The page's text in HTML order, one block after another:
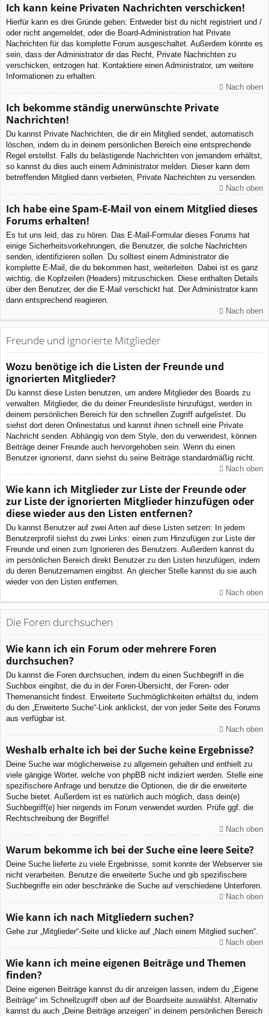
Ich kann keine Privaten Nachrichten verschicken!
Hierfür kann es drei Gründe geben: Entweder bist du nicht registriert und /
oder nicht angemeldet, oder die Board-Administration hat Private
Nachrichten für das komplette Forum ausgeschaltet. Außerdem könnte es
sein, dass der Administrator dir das Recht, Private Nachrichten zu
verschicken, entzogen hat. Kontaktiere einen Administrator, um weitere
Informationen zu erhalten.
Nach oben
Ich bekomme ständig unerwünschte Private
Nachrichten!
Du kannst Private Nachrichten, die dir ein Mitglied sendet, automatisch
löschen, indem du in deinem persönlichen Bereich eine entsprechende
Regel erstellst. Falls du belästigende Nachrichten von jemandem erhältst,
so kannst du dies auch einem Administrator melden. Dieser kann dem
betreffenden Mitglied dann verbieten, Private Nachrichten zu versenden.
Nach oben
Ich habe eine Spam-E-Mail von einem Mitglied dieses
Forums erhalten!
Es tut uns leid, das zu hören. Das E-Mail-Formular dieses Forums hat
einige Sicherheitsvorkehrungen, die Benutzer, die solche Nachrichten
senden, identifizieren sollen. Du solltest einem Administrator die
komplette E-Mail, die du bekommen hast, weiterleiten. Dabei ist es ganz
wichtig, die Kopfzeilen (Headers) mitzuschicken. Diese enthalten Details
über den Benutzer, der die E-Mail verschickt hat. Der Administrator kann
dann entsprechend reagieren.
Nach oben
Freunde und ignorierte Mitglieder
Wozu benötige ich die Listen der Freunde und
ignorierten Mitglieder?
Du kannst diese Listen benutzen, um andere Mitglieder des Boards zu
verwalten. Mitglieder, die du deiner Freundesliste hinzufügst, werden in
deinem persönlichen Bereich für den schnellen Zugriff aufgelistet. Du
siehst dort deren Onlinestatus und kannst ihnen schnell eine Private
Nachricht senden. Abhängig von dem Style, den du verwendest, können
Beiträge deiner Freunde auch hervorgehoben sein. Wenn du einen
Benutzer ignorierst, dann siehst du seine Beiträge standardmäßig nicht.
Nach oben
Wie kann ich Mitglieder zur Liste der Freunde oder
zur Liste der ignorierten Mitglieder hinzufügen oder
diese wieder aus den Listen entfernen?
Du kannst Benutzer auf zwei Arten auf diese Listen setzen: In jedem
Benutzerprofil siehst du zwei Links: einen zum Hinzufügen zur Liste der
Freunde und einen zum Ignorieren des Benutzers. Außerdem kannst du
im persönlichen Bereich direkt Benutzer zu den Listen hinzufügen, indem
du deren Benutzernamen eingibst. An gleicher Stelle kannst du sie auch
wieder von den Listen entfernen.
Nach oben
Die Foren durchsuchen
Wie kann ich ein Forum oder mehrere Foren
durchsuchen?
Du kannst die Foren durchsuchen, indem du einen Suchbegriff in die
Suchbox eingibst, die du in der Foren-Übersicht, der Foren- oder
Themenansicht findest. Erweiterte Suchmöglichkeiten erhältst du, indem
du den „Erweiterte Suche“-Link anklickst, der von jeder Seite des Forums
aus verfügbar ist.
Nach oben
Weshalb erhalte ich bei der Suche keine Ergebnisse?
Deine Suche war möglicherweise zu allgemein gehalten und enthielt zu
viele gängige Wörter, welche von phpBB nicht indiziert werden. Stelle eine
spezifischere Anfrage und benutze die Optionen, die dir die erweiterte
Suche bietet. Außerdem ist es natürlich auch möglich, dass dein(e)
Suchbegriff(e) hier nirgends im Forum verwendet wurden. Prüfe ggf. die
Rechtschreibung der Begriffe!
Nach oben
Warum bekomme ich bei der Suche eine leere Seite?
Deine Suche lieferte zu viele Ergebnisse, somit konnte der Webserver sie
nicht verarbeiten. Benutze die erweiterte Suche und gib spezifischere
Suchbegriffe ein oder beschränke die Suche auf verschiedene Unterforen.
Nach oben
Wie kann ich nach Mitgliedern suchen?
Gehe zur „Mitglieder“-Seite und klicke auf „Nach einem Mitglied suchen“.
Nach oben
Wie kann ich meine eigenen Beiträge und Themen
finden?
Deine eigenen Beiträge kannst du dir anzeigen lassen, indem du „Eigene
Beiträge“ im Schnellzugriff oben auf der Boardseite auswählst. Alternativ
kannst du auch „Deine Beiträge anzeigen“ in deinem persönlichen Bereich